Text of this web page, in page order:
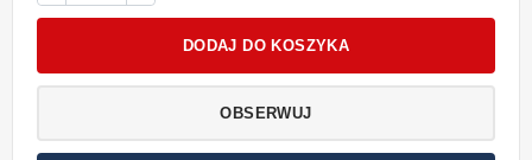
DODAJ DO KOSZYKA
OBSERWUJ